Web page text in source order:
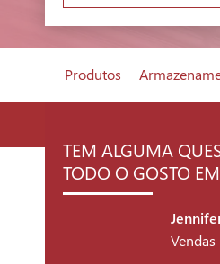
Produtos
TEM ALGUMA
TODO O GOSTO
Vendas